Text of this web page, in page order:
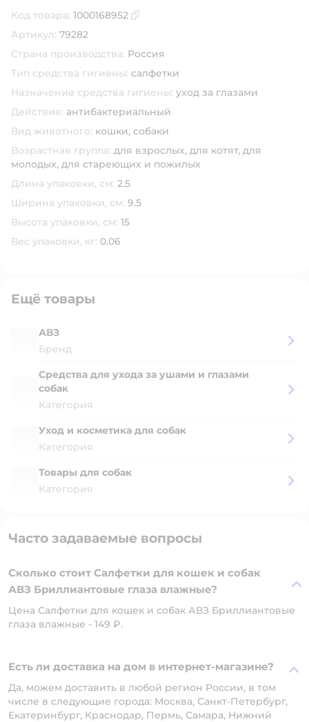
Код товара: 1000168952
Артикул: 79282
Страна производства: Россия
Тип средства гигиены: салфетки
Назначение средства гигиены: уход за глазами
Действие: антибактериальный
Вид животного: кошки, собаки
Возрастная группа: для взрослых, для котят, для
молодых, для стареющих и пожилых
Длина упаковки, см: 2.5
Ширина упаковки, см: 9.5
Высота упаковки, см: 15
Вес упаковки, кг: 0.06
Ещё товары
АВЗ
Бренд
Средства для ухода за ушами и глазами
собак
Категория
Уход и косметика для собак
Категория
Товары для собак
Категория
Часто задаваемые вопросы
Сколько стоит Салфетки для кошек и собак
АВЗ Бриллиантовые глаза влажные?
Цена Салфетки для кошек и собак АВЗ Бриллиантовые
глаза влажные - 149 ₽.
Есть ли доставка на дом в интернет-магазине?
Да, можем доставить в любой регион России, в том
числе в следующие города: Москва, Санкт-Петербург,
Екатеринбург, Краснодар, Пермь, Самара, Нижний